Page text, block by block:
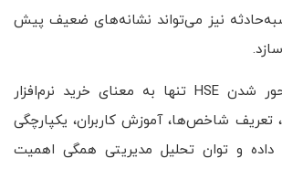
نیز می‌تواند نشانه‌های ضعیف پیش
با این حال، داده‌محور شدن HSE تنها به معنای خرید نرم‌افزار
تعریف شاخص‌ها، آموزش کاربران، یکپارچگی
داده و توان تحلیل مدیریتی همگی اهمیت